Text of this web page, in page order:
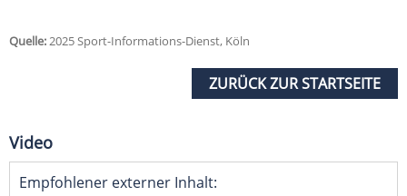
Quelle:2025 Sport-Informations-Dienst, Köln
ZURÜCK ZUR STARTSEITE
Video
Empfohlener externer Inhalt: